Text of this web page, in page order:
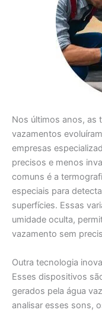
Nos últimos anos, as
vazamentos
empresas
precisos e menos
comuns é a
especiais para
superfícies. Essas
umidade oculta,
vazamento sem
Outra tecnologia
Esses dispositivos
gerados pela água
analisar esses sons,